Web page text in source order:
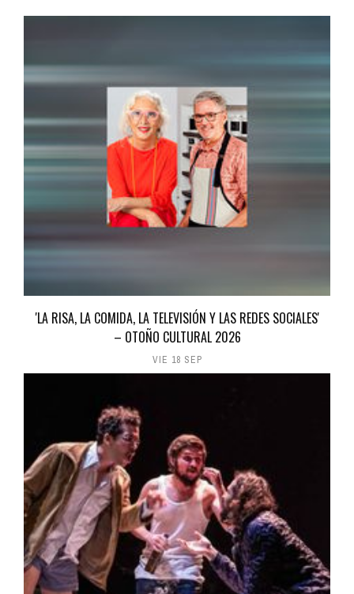
'LA RISA, LA COMIDA, LA TELEVISIÓN Y LAS REDES SOCIALES'
– OTOÑO CULTURAL 2026
VIE 18 SEP